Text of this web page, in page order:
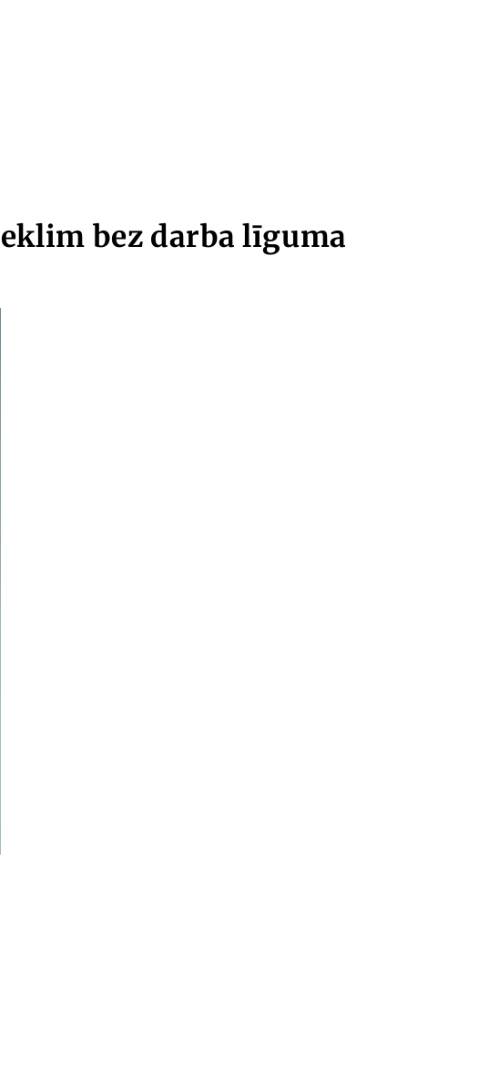
bez darba līguma